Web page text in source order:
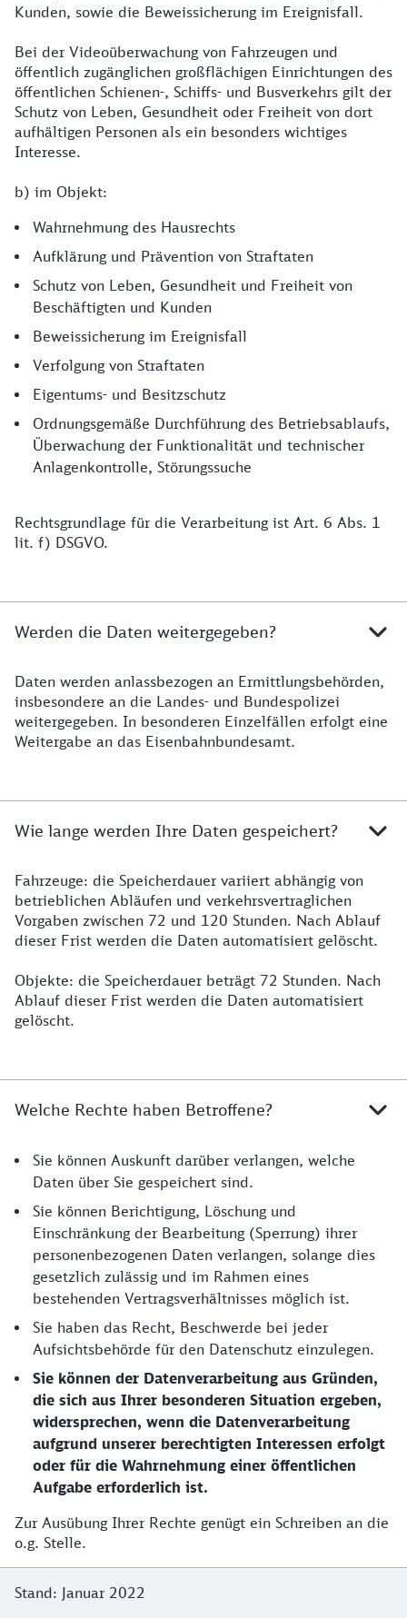
Kunden, sowie die Beweissicherung im Ereignisfall.
Bei der Videoüberwachung von Fahrzeugen und
öffentlich zugänglichen großflächigen Einrichtungen des
öffentlichen Schienen-, Schiffs- und Busverkehrs gilt der
Schutz von Leben, Gesundheit oder Freiheit von dort
aufhältigen Personen als ein besonders wichtiges
Interesse.
b) im Objekt:
Wahrnehmung des Hausrechts
Aufklärung und Prävention von Straftaten
Schutz von Leben, Gesundheit und Freiheit von
Beschäftigten und Kunden
Beweissicherung im Ereignisfall
Verfolgung von Straftaten
Eigentums- und Besitzschutz
Ordnungsgemäße Durchführung des Betriebsablaufs,
Überwachung der Funktionalität und technischer
Anlagenkontrolle, Störungssuche
Rechtsgrundlage für die Verarbeitung ist Art. 6 Abs. 1
lit. f) DSGVO.
Werden die Daten weitergegeben?
Daten werden anlassbezogen an Ermittlungsbehörden,
insbesondere an die Landes- und Bundespolizei
weitergegeben. In besonderen Einzelfällen erfolgt eine
Weitergabe an das Eisenbahnbundesamt.
Wie lange werden Ihre Daten gespeichert?
Fahrzeuge: die Speicherdauer variiert abhängig von
betrieblichen Abläufen und verkehrsvertraglichen
Vorgaben zwischen 72 und 120 Stunden. Nach Ablauf
dieser Frist werden die Daten automatisiert gelöscht.
Objekte: die Speicherdauer beträgt 72 Stunden. Nach
Ablauf dieser Frist werden die Daten automatisiert
gelöscht.
Welche Rechte haben Betroffene?
Sie können Auskunft darüber verlangen, welche
Daten über Sie gespeichert sind.
Sie können Berichtigung, Löschung und
Einschränkung der Bearbeitung (Sperrung) ihrer
personenbezogenen Daten verlangen, solange dies
gesetzlich zulässig und im Rahmen eines
bestehenden Vertragsverhältnisses möglich ist.
Sie haben das Recht, Beschwerde bei jeder
Aufsichtsbehörde für den Datenschutz einzulegen.
Sie können der Datenverarbeitung aus Gründen,
die sich aus Ihrer besonderen Situation ergeben,
widersprechen, wenn die Datenverarbeitung
aufgrund unserer berechtigten Interessen erfolgt
oder für die Wahrnehmung einer öffentlichen
Aufgabe erforderlich ist.
Zur Ausübung Ihrer Rechte genügt ein Schreiben an die
o.g. Stelle.
Stand: Januar 2022